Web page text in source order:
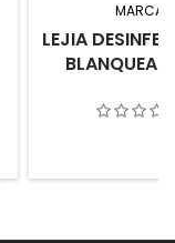
MARCA:
LEJIA
BLANQUEA